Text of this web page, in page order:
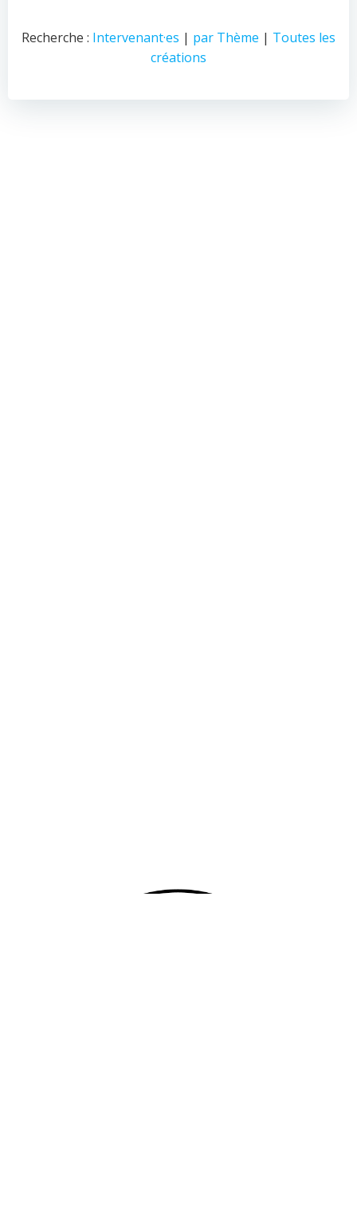
Recherche : Intervenant·es | par Thème | Toutes les
créations